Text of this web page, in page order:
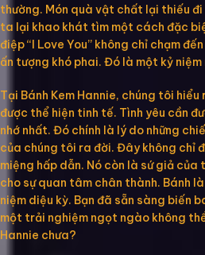
thường. Món quà vật chất lại thiếu
ta lại khao khát tìm một cách đặc
điệp “I Love You” không chỉ chạm
ấn tượng khó phai. Đó là một kỷ
Tại Bánh Kem Hannie, chúng tôi
được thể hiện tinh tế. Tình yêu cần
nhớ nhất. Đó chính là lý do những
của chúng tôi ra đời. Đây không chỉ
miệng hấp dẫn. Nó còn là sứ giả của
cho sự quan tâm chân thành. Bánh
niệm diệu kỳ. Bạn đã sẵn sàng biến
một trải nghiệm ngọt ngào không
Hannie chưa?